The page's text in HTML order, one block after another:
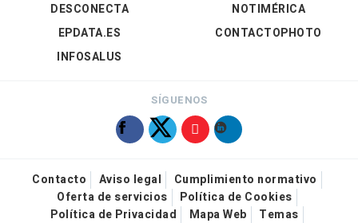
DESCONECTA
EPDATA.ES
INFOSALUS
NOTIMÉRICA
CONTACTOPHOTO
SÍGUENOS
Contacto Aviso legal
Cumplimiento normativo
Oferta de servicios
Política de Cookies
Política de Privacidad
Mapa Web Temas